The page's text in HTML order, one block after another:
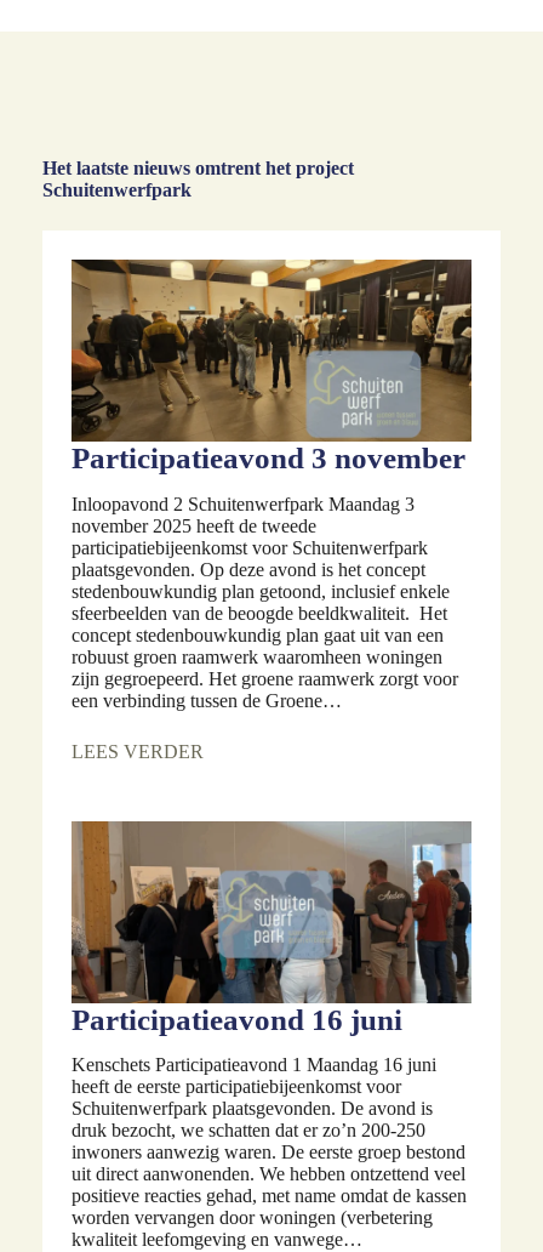
Het laatste nieuws omtrent het project
Schuitenwerfpark
Participatieavond 3 november
Inloopavond 2 Schuitenwerfpark Maandag 3
november 2025 heeft de tweede
participatiebijeenkomst voor Schuitenwerfpark
plaatsgevonden. Op deze avond is het concept
stedenbouwkundig plan getoond, inclusief enkele
sfeerbeelden van de beoogde beeldkwaliteit. Het
concept stedenbouwkundig plan gaat uit van een
robuust groen raamwerk waaromheen woningen
zijn gegroepeerd. Het groene raamwerk zorgt voor
een verbinding tussen de Groene…
LEES VERDER
Participatieavond 16 juni
Kenschets Participatieavond 1 Maandag 16 juni
heeft de eerste participatiebijeenkomst voor
Schuitenwerfpark plaatsgevonden. De avond is
druk bezocht, we schatten dat er zo’n 200-250
inwoners aanwezig waren. De eerste groep bestond
uit direct aanwonenden. We hebben ontzettend veel
positieve reacties gehad, met name omdat de kassen
worden vervangen door woningen (verbetering
kwaliteit leefomgeving en vanwege…